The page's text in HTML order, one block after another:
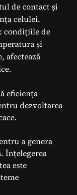
de contact și
celulei.
: condițiile de
și
afectează
eficiența
dezvoltarea
a genera
Înțelegerea
este